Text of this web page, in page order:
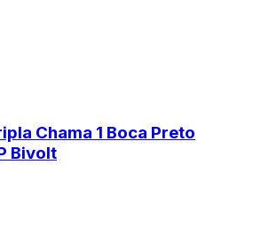
Chama 1 Boca Preto
Bivolt